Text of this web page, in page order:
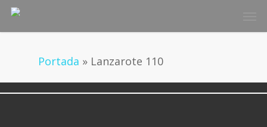
Skip
content
Portada » Lanzarote 110